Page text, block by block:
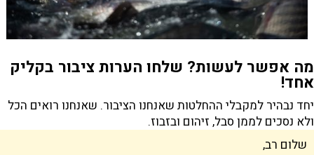
מה אפשר לעשות? שלחו הערות ציבור בקליק
אחד!
יחד נבהיר למקבלי ההחלטות שאנחנו הציבור. שאנחנו רואים הכל
ולא נסכים לממן סבל, זיהום ובזבוז.
שלום רב,